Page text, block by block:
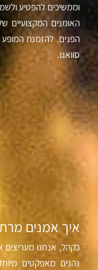
וממשיכים להפטיע
האומנים המקצועיים
הפנים. להזמנת
סוואגו.
איך אמנים
כקהל, אנחנו מעריצים
נהנים מאפקטים